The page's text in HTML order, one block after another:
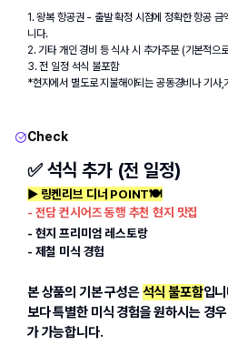
1. 왕복 항공권 - 출발 확정 시점에 정확한 항공 금
니다.
2. 기타 개인 경비 등 식사 시 추가주문 (기본적으
3. 전 일정 석식 불포함
*현지에서 별도로 지불해야되는 공동경비나 기사,
Check
✅ 석식 추가 (전 일정)
▶ 링켄리브 디너 POINT🍽️
- 전담 컨시어즈 동행 추천 현지 맛집
- 현지 프리미엄 레스토랑
- 제철 미식 경험
본 상품의 기본 구성은 석식 불포함입
보다 특별한 미식 경험을 원하시는 경
가 가능합니다.